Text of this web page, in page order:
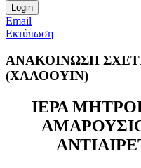
Email
Εκτύπωση
ΑΝΑΚΟΙΝΩΣΗ
(ΧΑΛΟΟΥΙΝ)
ΙΕΡΑ